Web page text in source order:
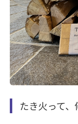
たき火って、